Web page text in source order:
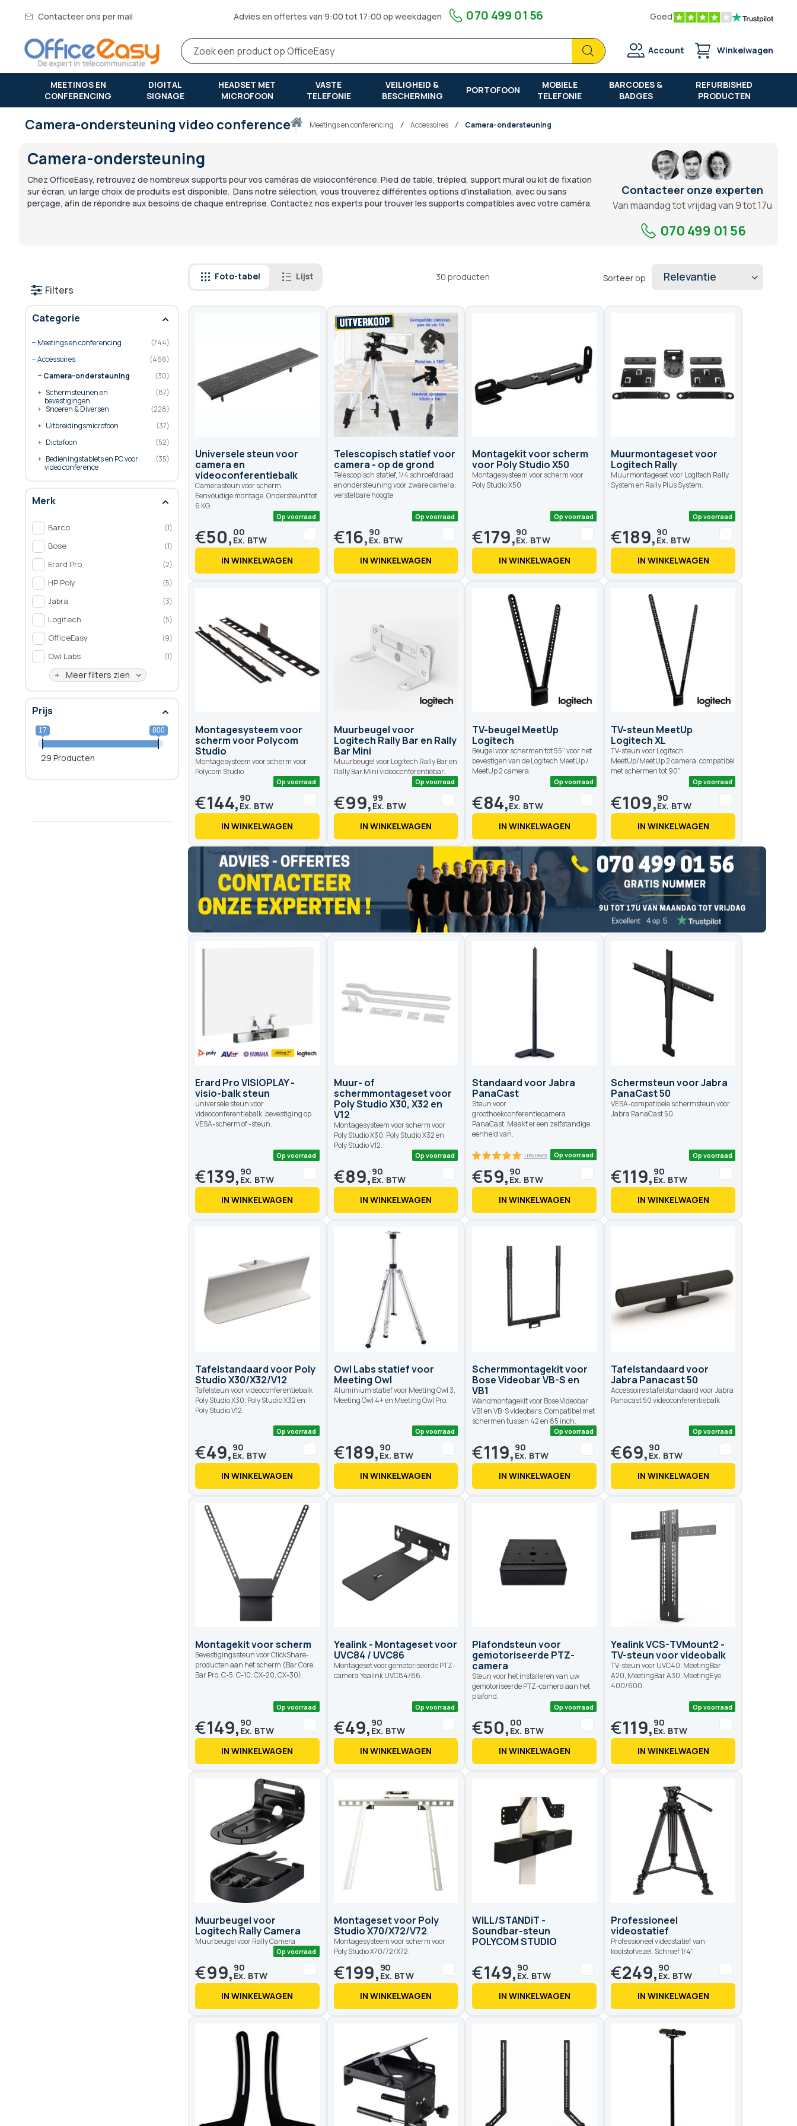
Contacteer ons per mail Advies en offertes van 9:00 tot 17:00 op weekdagen 070 499 01 56 Goed
Zoek
Zoek
Account Winkelwagen
MEETINGS EN
CONFERENCING
DIGITAL
SIGNAGE
HEADSET MET
MICROFOON
VASTE
TELEFONIE
VEILIGHEID &
BESCHERMING
PORTOFOON
MOBIELE
TELEFONIE
BARCODES &
BADGES
REFURBISHED
PRODUCTEN
Thuismeetings en conferencing Accessoires Camera-ondersteuning
Camera-ondersteuning video conference
Camera-ondersteuning
Chez OfficeEasy, retrouvez de nombreux supports pour vos caméras de visioconférence. Pied de table, trépied, support mural ou kit de fixation
sur écran, un large choix de produits est disponible. Dans notre sélection, vous trouverez différentes options d'installation, avec ou sans
perçage, afin de répondre aux besoins de chaque entreprise. Contactez nos experts pour trouver les supports compatibles avec votre caméra.
Contacteer onze experten
Van maandag tot vrijdag van 9 tot 17u
070 499 01 56
Foto-tabel Lijst 30 producten Sorteer op
Universele steun voor
camera en
videoconferentiebalk
Camerasteun voor scherm.
Eenvoudige montage. Ondersteunt tot
6 KG.
Op voorraad
€50, 00
IN WINKELWAGEN
Telescopisch statief voor
camera - op de grond
Telescopisch statief, 1/4 schroefdraad
en ondersteuning voor zware camera,
verstelbare hoogte
Op voorraad
€16, 90
IN WINKELWAGEN
Montagekit voor scherm
voor Poly Studio X50
Montagesysteem voor scherm voor
Poly Studio X50
Op voorraad
€179,90
IN WINKELWAGEN
Muurmontageset voor
Logitech Rally
Muurmontageset voor Logitech Rally
System en Rally Plus System.
€189, 90
IN WINKELWAGEN
Montagesysteem voor
scherm voor Polycom
Studio
Montagesysteem voor scherm voor
Polycom Studio
Op voorraad
€144, 90
IN WINKELWAGEN
Muurbeugel voor
Logitech Rally Bar en Rally
Bar Mini
Muurbeugel voor Logitech Rally Bar en
Rally Bar Mini videoconferentiebar.
Op voorraad
€99, 99
IN WINKELWAGEN
TV-beugel MeetUp
Logitech
Beugel voor schermen tot 55" voor het
bevestigen van de Logitech MeetUp /
MeetUp 2 camera.
Op voorraad
€84,90
IN WINKELWAGEN
TV-steun MeetUp
Logitech XL
TV-steun voor Logitech
MeetUp/MeetUp 2 camera, compatibel
met schermen tot 90".
€109,90
IN WINKELWAGEN
Erard Pro VISIOPLAY -
visio-balk steun
universele steun voor
videoconferentiebalk, bevestiging op
VESA-scherm of -steun.
€139, 90
IN WINKELWAGEN
Muur- of
schermmontageset voor
Poly Studio X30, X32 en
V12
Montagesysteem voor scherm voor
Poly Studio X30, Poly Studio X32 en
Poly Studio V12.
€89, 90
IN WINKELWAGEN
Standaard voor Jabra
PanaCast
Steun voor
groothoekconferentiecamera
PanaCast. Maakt er een zelfstandige
eenheid van.
Op voorraad
€59, 90
IN WINKELWAGEN
Schermsteun voor Jabra
PanaCast 50
VESA-compatibele schermsteun voor
Jabra PanaCast 50.
€119, 90
IN WINKELWAGEN
Tafelstandaard voor Poly
Studio X30/X32/V12
Tafelsteun voor videoconferentiebalk
Poly Studio X30, Poly Studio X32 en
Poly Studio V12
Op voorraad
€49, 90
IN WINKELWAGEN
Owl Labs statief voor
Meeting Owl
Aluminium statief voor Meeting Owl 3,
Meeting Owl 4+ en Meeting Owl Pro.
€189, 90
IN WINKELWAGEN
Schermmontagekit voor
Bose Videobar VB-S en
VB1
Wandmontagekit voor Bose Videobar
VB1 en VB-S videobars. Compatibel met
schermen tussen 42 en 85 inch.
€119, 90
IN WINKELWAGEN
Tafelstandaard voor
Jabra Panacast 50
Accessoires tafelstandaard voor Jabra
Panacast 50 videoconferentiebalk
€69, 90
IN WINKELWAGEN
Montagekit voor scherm
Bevestigingssteun voor ClickShare-
producten aan het scherm (Bar Core,
Bar Pro, C-5, C-10, CX-20, CX-30).
€149, 90
IN WINKELWAGEN
Yealink - Montageset voor
UVC84 / UVC86
Montageset voor gemotoriseerde PTZ-
camera Yealink UVC84/86.
€49, 90
IN WINKELWAGEN
Plafondsteun voor
gemotoriseerde PTZ-
camera
Steun voor het installeren van uw
gemotoriseerde PTZ-camera aan het
plafond.
Op voorraad
€50, 00
IN WINKELWAGEN
Yealink VCS-TVMount2 -
TV-steun voor videobalk
TV-steun voor UVC40, MeetingBar
A20, MeetingBar A30, MeetingEye
400/600.
€119, 90
IN WINKELWAGEN
Muurbeugel voor
Logitech Rally Camera
Muurbeugel voor Rally Camera
€99, 90
IN WINKELWAGEN
Montageset voor Poly
Studio X70/X72/V72
Montagesysteem voor scherm voor
Poly Studio X70/72/X72.
€199, 90
IN WINKELWAGEN
WILL/STANDiT -
Soundbar-steun
POLYCOM STUDIO
€149, 90
IN WINKELWAGEN
Professioneel
videostatief
Professioneel videostatief van
koolstofvezel. Schroef 1/4".
€249, 90
IN WINKELWAGEN
Filters
Categorie
Meetings en conferencing
744
Accessoires
466
Camera-ondersteuning
30
Schermsteunen en
bevestigingen
87
Snoeren & Diversen
228
Uitbreidingsmicrofoon
37
Dictafoon
52
Bedieningstablets en PC voor
video conference
35
Merk
Barco 1
Bose 1
Erard Pro 2
HP Poly 5
Jabra 3
Logitech 5
OfficeEasy 9
Owl Labs 1
Meer filters zien
Prijs
17 800
29 Producten